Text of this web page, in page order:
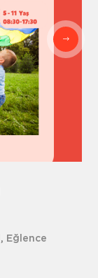
, Eğlence